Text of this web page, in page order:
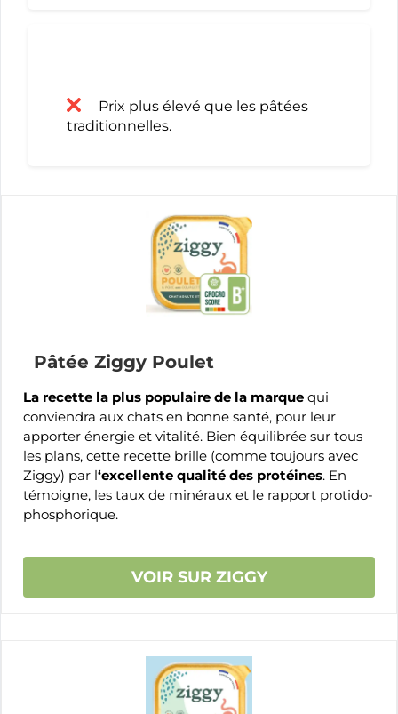
Prix plus élevé que les pâtées
traditionnelles.
Pâtée Ziggy Poulet
La recette la plus populaire de la marque qui
conviendra aux chats en bonne santé, pour leur
apporter énergie et vitalité. Bien équilibrée sur tous
les plans, cette recette brille (comme toujours avec
Ziggy) par l‘excellente qualité des protéines. En
témoigne, les taux de minéraux et le rapport protido-
phosphorique.
VOIR SUR ZIGGY